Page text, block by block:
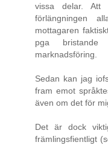
vissa delar. Att
förlängningen
mottagaren
pga bristande
marknadsföring.
Sedan kan jag
fram emot
även om det för
Det är dock
främlingsfientligt